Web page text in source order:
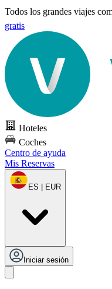
Todos los grandes viajes
gratis
Hoteles
Coches
Centro de ayuda
Mis Reservas
ES | EUR
Iniciar sesión